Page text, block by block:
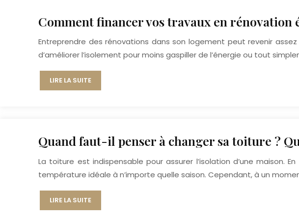
Comment financer vos travaux en rénovation
Entreprendre des rénovations dans son logement peut revenir
d’améliorer l’isolement pour moins gaspiller de l’énergie ou tout
LIRE LA SUITE
Quand faut-il penser à changer sa toiture ?
La toiture est indispensable pour assurer l’isolation d’une
température idéale à n’importe quelle saison. Cependant, à un
LIRE LA SUITE